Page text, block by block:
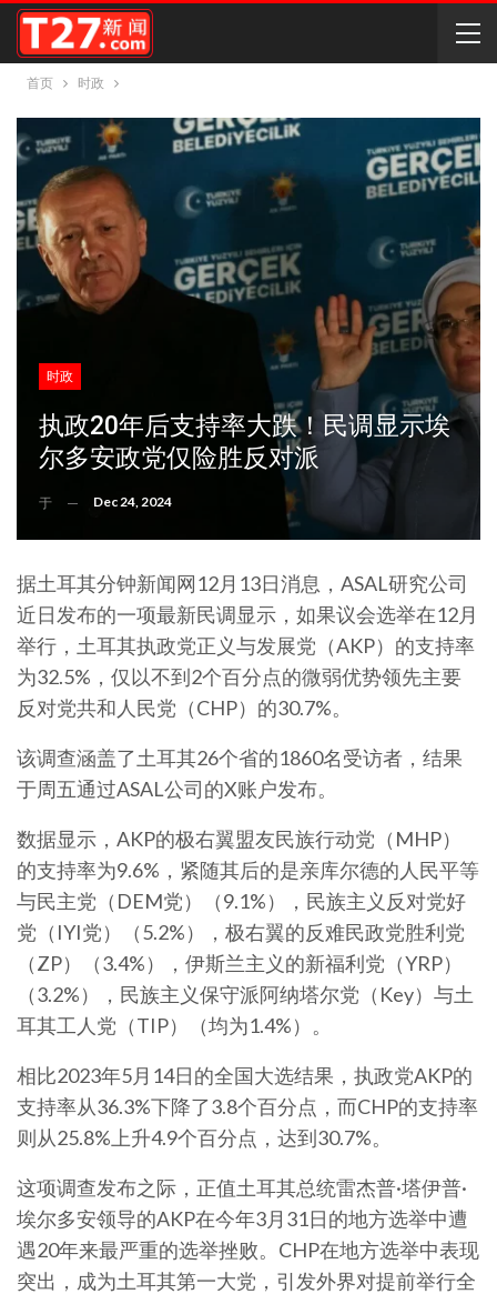
首页 时政
时政
执政20年后支持率大跌！民调显示埃
尔多安政党仅险胜反对派
于 Dec 24, 2024
据土耳其分钟新闻网12月13日消息，ASAL研究公司
近日发布的一项最新民调显示，如果议会选举在12月
举行，土耳其执政党正义与发展党（AKP）的支持率
为32.5%，仅以不到2个百分点的微弱优势领先主要
反对党共和人民党（CHP）的30.7%。
该调查涵盖了土耳其26个省的1860名受访者，结果
于周五通过ASAL公司的X账户发布。
数据显示，AKP的极右翼盟友民族行动党（MHP）
的支持率为9.6%，紧随其后的是亲库尔德的人民平等
与民主党（DEM党）（9.1%），民族主义反对党好
党（IYI党）（5.2%），极右翼的反难民政党胜利党
（ZP）（3.4%），伊斯兰主义的新福利党（YRP）
（3.2%），民族主义保守派阿纳塔尔党（Key）与土
耳其工人党（TIP）（均为1.4%）。
相比2023年5月14日的全国大选结果，执政党AKP的
支持率从36.3%下降了3.8个百分点，而CHP的支持率
则从25.8%上升4.9个百分点，达到30.7%。
这项调查发布之际，正值土耳其总统雷杰普·塔伊普·
埃尔多安领导的AKP在今年3月31日的地方选举中遭
遇20年来最严重的选举挫败。CHP在地方选举中表现
突出，成为土耳其第一大党，引发外界对提前举行全